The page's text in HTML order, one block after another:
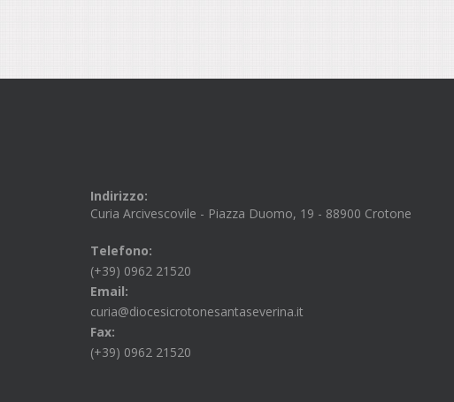
Indirizzo:
Curia Arcivescovile - Piazza Duomo, 19 - 88900 Crotone
Telefono:
(+39) 0962 21520
Email:
curia@diocesicrotonesantaseverina.it
Fax:
(+39) 0962 21520